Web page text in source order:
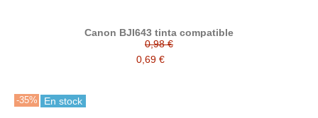
Canon BJI643 tinta compatible
0,98 €
0,69 €
-35% En stock